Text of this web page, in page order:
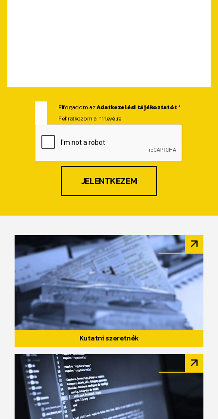
Elfogadom azAdatkezelési tájékoztatót*
Feliratkozom a hírlevélre
JELENTKEZEM
Kutatni szeretnék